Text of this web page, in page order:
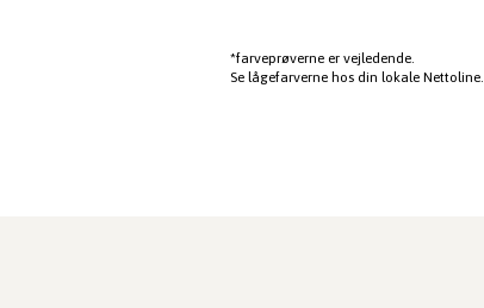
*farveprøverne er vejledende.
Se lågefarverne hos din lokale Nettoline.